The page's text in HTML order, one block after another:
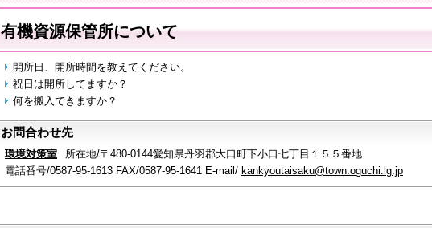
有機資源保管所について
開所日、開所時間を教えてください。
祝日は開所してますか？
何を搬入できますか？
お問合わせ先
環境対策室
所在地/〒480-0144愛知県丹羽郡大口町下小口七丁目１５５番地
電話番号/0587-95-1613 FAX/0587-95-1641 E-mail/ kankyoutaisaku@town.oguchi.lg.jp